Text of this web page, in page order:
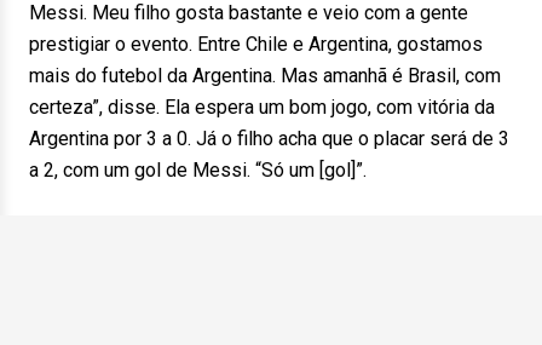
Messi. Meu filho gosta bastante e veio com a gente
prestigiar o evento. Entre Chile e Argentina, gostamos
mais do futebol da Argentina. Mas amanhã é Brasil, com
certeza”, disse. Ela espera um bom jogo, com vitória da
Argentina por 3 a 0. Já o filho acha que o placar será de 3
a 2, com um gol de Messi. “Só um [gol]”.